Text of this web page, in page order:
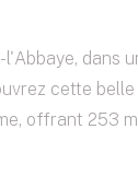
dans
cette belle
offrant 253